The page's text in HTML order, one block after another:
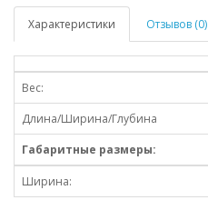
Характеристики Отзывов (0)
Вес:
Длина/Ширина/Глубина
Габаритные размеры:
Ширина: